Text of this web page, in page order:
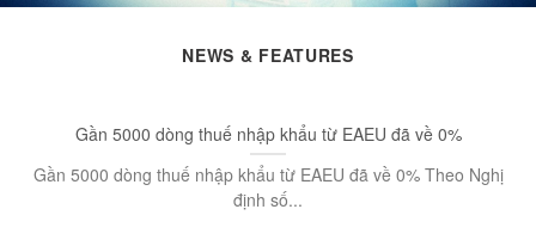
NEWS & FEATURES
Gần 5000 dòng thuế nhập khẩu từ EAEU đã về 0%
Gần 5000 dòng thuế nhập khẩu từ EAEU đã về 0% Theo Nghị
định số...